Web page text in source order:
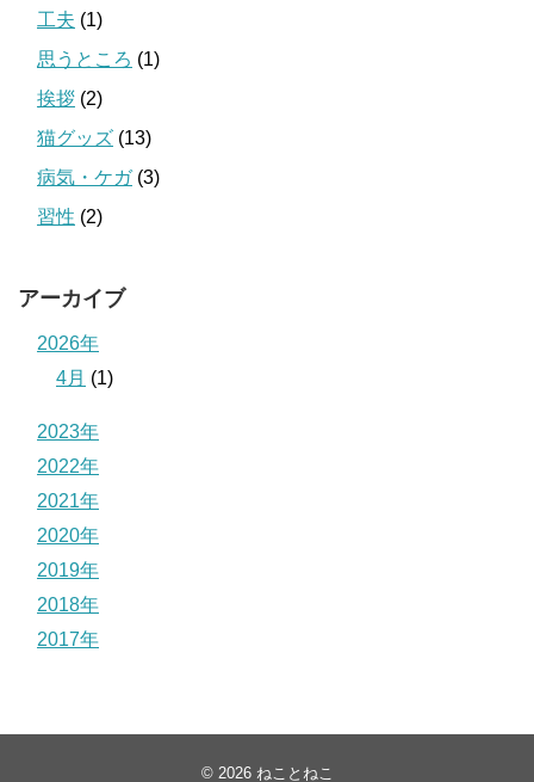
工夫 (1)
思うところ (1)
挨拶 (2)
猫グッズ (13)
病気・ケガ(3)
習性 (2)
アーカイブ
2026年
4月 (1)
2023年
2022年
2021年
2020年
2019年
2018年
2017年
© 2026 ねことねこ